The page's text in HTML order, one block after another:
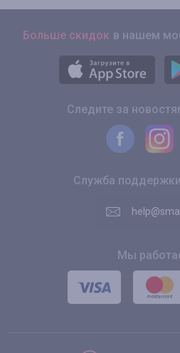
Больше скидок в нашем
Следите за
Служба
Мы